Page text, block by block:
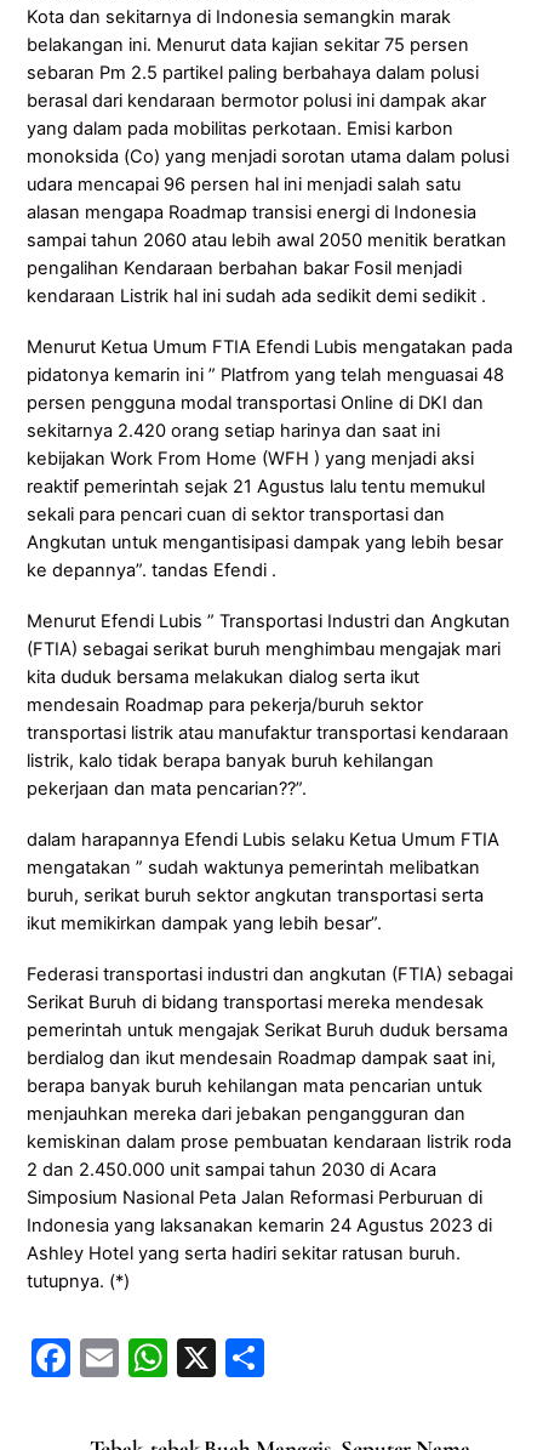
Kota dan sekitarnya di Indonesia semangkin marak
belakangan ini. Menurut data kajian sekitar 75 persen
sebaran Pm 2.5 partikel paling berbahaya dalam polusi
berasal dari kendaraan bermotor polusi ini dampak akar
yang dalam pada mobilitas perkotaan. Emisi karbon
monoksida (Co) yang menjadi sorotan utama dalam polusi
udara mencapai 96 persen hal ini menjadi salah satu
alasan mengapa Roadmap transisi energi di Indonesia
sampai tahun 2060 atau lebih awal 2050 menitik beratkan
pengalihan Kendaraan berbahan bakar Fosil menjadi
kendaraan Listrik hal ini sudah ada sedikit demi sedikit .
Menurut Ketua Umum FTIA Efendi Lubis mengatakan pada
pidatonya kemarin ini ” Platfrom yang telah menguasai 48
persen pengguna modal transportasi Online di DKI dan
sekitarnya 2.420 orang setiap harinya dan saat ini
kebijakan Work From Home (WFH ) yang menjadi aksi
reaktif pemerintah sejak 21 Agustus lalu tentu memukul
sekali para pencari cuan di sektor transportasi dan
Angkutan untuk mengantisipasi dampak yang lebih besar
ke depannya”. tandas Efendi .
Menurut Efendi Lubis ” Transportasi Industri dan Angkutan
(FTIA) sebagai serikat buruh menghimbau mengajak mari
kita duduk bersama melakukan dialog serta ikut
mendesain Roadmap para pekerja/buruh sektor
transportasi listrik atau manufaktur transportasi kendaraan
listrik, kalo tidak berapa banyak buruh kehilangan
pekerjaan dan mata pencarian??”.
dalam harapannya Efendi Lubis selaku Ketua Umum FTIA
mengatakan ” sudah waktunya pemerintah melibatkan
buruh, serikat buruh sektor angkutan transportasi serta
ikut memikirkan dampak yang lebih besar”.
Federasi transportasi industri dan angkutan (FTIA) sebagai
Serikat Buruh di bidang transportasi mereka mendesak
pemerintah untuk mengajak Serikat Buruh duduk bersama
berdialog dan ikut mendesain Roadmap dampak saat ini,
berapa banyak buruh kehilangan mata pencarian untuk
menjauhkan mereka dari jebakan pengangguran dan
kemiskinan dalam prose pembuatan kendaraan listrik roda
2 dan 2.450.000 unit sampai tahun 2030 di Acara
Simposium Nasional Peta Jalan Reformasi Perburuan di
Indonesia yang laksanakan kemarin 24 Agustus 2023 di
Ashley Hotel yang serta hadiri sekitar ratusan buruh.
tutupnya. (*)
F
c
E
ai
W
at
X
ar